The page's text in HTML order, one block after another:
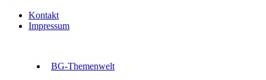
BG-Themenwelt
Kontakt
Impressum